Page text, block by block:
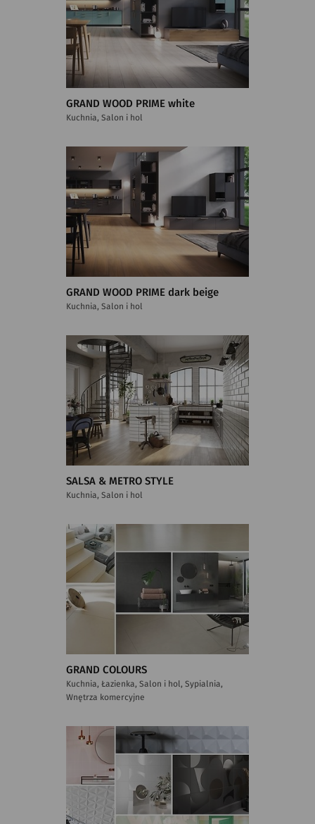
GRAND WOOD PRIME white
Kuchnia, Salon i hol
GRAND WOOD PRIME dark beige
Kuchnia, Salon i hol
SALSA & METRO STYLE
Kuchnia, Salon i hol
GRAND COLOURS
Kuchnia, Łazienka, Salon i hol, Sypialnia,
Wnętrza komercyjne